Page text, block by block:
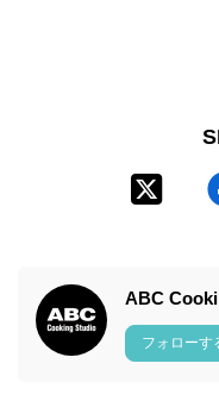
ABC
フォローす